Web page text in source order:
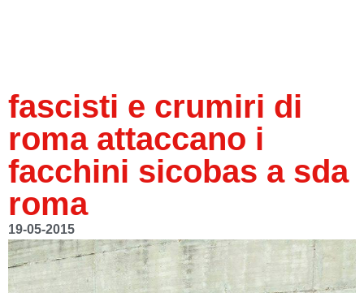
fascisti e crumiri di
roma attaccano i
facchini sicobas a sda
roma
19-05-2015